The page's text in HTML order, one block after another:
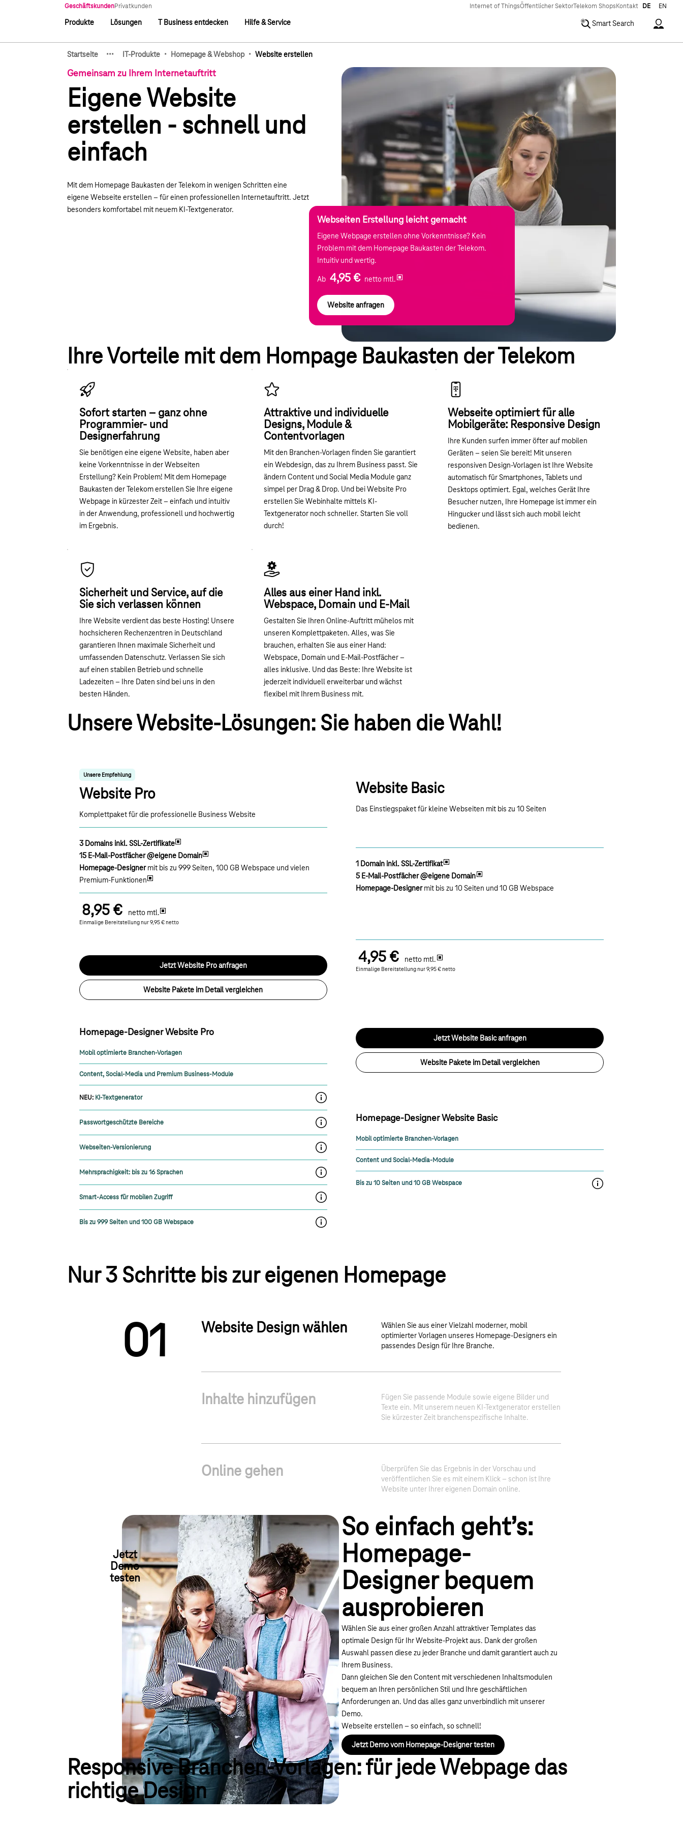
GeschäftskundenPrivatkunden
Hauptnavigation
Produkte Lösungen T Business entdecken Hilfe & Service
Internet of ThingsÖffentlicher SektorTelekom Shops Kontakt DE EN
Smart Search
Startseite
Zeige verborgene Breadcrumb-Elemente
··· IT-Produkte · Homepage & Webshop · Website erstellen
Gemeinsam zu Ihrem Internetauftritt
Eigene Website
erstellen - schnell und
einfach
Mit dem Homepage Baukasten der Telekom in wenigen Schritten eine
eigene Webseite erstellen – für einen professionellen Internetauftritt. Jetzt
besonders komfortabel mit neuem KI-Textgenerator.
Webseiten Erstellung leicht gemacht
Eigene Webpage erstellen ohne Vorkenntnisse? Kein
Problem mit dem Homepage Baukasten der Telekom.
Intuitiv und wertig.
Ab 4,95 € netto mtl.
Website anfragen
Ihre Vorteile mit dem Hompage Baukasten der Telekom
Sofort starten – ganz ohne
Programmier- und
Designerfahrung
Sie benötigen eine eigene Website, haben aber
keine Vorkenntnisse in der Webseiten
Erstellung? Kein Problem! Mit dem Homepage
Baukasten der Telekom erstellen Sie Ihre eigene
Webpage in kürzester Zeit – einfach und intuitiv
in der Anwendung, professionell und hochwertig
im Ergebnis.
Attraktive und individuelle
Designs, Module &
Contentvorlagen
Mit den Branchen-Vorlagen finden Sie garantiert
ein Webdesign, das zu Ihrem Business passt. Sie
ändern Content und Social Media Module ganz
simpel per Drag & Drop. Und bei Website Pro
erstellen Sie Webinhalte mittels KI-
Textgenerator noch schneller. Starten Sie voll
durch!
Webseite optimiert für alle
Mobilgeräte: Responsive Design
Ihre Kunden surfen immer öfter auf mobilen
Geräten – seien Sie bereit! Mit unseren
responsiven Design-Vorlagen ist Ihre Website
automatisch für Smartphones, Tablets und
Desktops optimiert. Egal, welches Gerät Ihre
Besucher nutzen, Ihre Homepage ist immer ein
Hingucker und lässt sich auch mobil leicht
bedienen.
Sicherheit und Service, auf die
Sie sich verlassen können
Ihre Website verdient das beste Hosting! Unsere
hochsicheren Rechenzentren in Deutschland
garantieren Ihnen maximale Sicherheit und
umfassenden Datenschutz. Verlassen Sie sich
auf einen stabilen Betrieb und schnelle
Ladezeiten – Ihre Daten sind bei uns in den
besten Händen.
Alles aus einer Hand inkl.
Webspace, Domain und E-Mail
Gestalten Sie Ihren Online-Auftritt mühelos mit
unseren Komplettpaketen. Alles, was Sie
brauchen, erhalten Sie aus einer Hand:
Webspace, Domain und E-Mail-Postfächer –
alles inklusive. Und das Beste: Ihre Website ist
jederzeit individuell erweiterbar und wächst
flexibel mit Ihrem Business mit.
Unsere Website-Lösungen: Sie haben die Wahl!
Unsere Empfehlung
Website Pro
Komplettpaket für die professionelle Business Website
3 Domains inkl. SSL-Zertifikate
15 E-Mail-Postfächer @eigene Domain
Homepage-Designermit bis zu 999 Seiten, 100 GB Webspace und vielen
Premium-Funktionen
8,95 € netto mtl.
Einmalige Bereitstellung nur 9,95 € netto
Jetzt Website Pro anfragen
Website Pakete im Detail vergleichen
Homepage-Designer Website Pro
Mobil optimierte Branchen-Vorlagen
Content, Social-Media und Premium Business-Module
NEU: KI-Textgenerator KI-Textgenerator
Passwortgeschützte Bereiche Passwortgeschützte Bereiche und Benutzerverwaltung
Webseiten-Versionierung Webseiten-Versionierung mit bis zu 10 Versionen
Mehrsprachigkeit: bis zu 16 Sprachen Mehrsprachigkeit: Bis zu 16 verschiedene Sprachen
Smart-Access für mobilen Zugriff Smart-Access für mobilen Zugriff
Bis zu 999 Seiten und 100 GB Webspace Webspace
Website Basic
Das Einstiegspaket für kleine Webseiten mit bis zu 10 Seiten
1 Domain inkl. SSL-Zertifikat
5 E-Mail-Postfächer @eigene Domain
Homepage-Designermit bis zu 10 Seiten und 10 GB Webspace
4,95 € netto mtl.
Einmalige Bereitstellung nur 9,95 € netto
Jetzt Website Basic anfragen
Website Pakete im Detail vergleichen
Homepage-Designer Website Basic
Mobil optimierte Branchen-Vorlagen
Content und Social-Media-Module
Bis zu 10 Seiten und 10 GB Webspace Webspace
Nur 3 Schritte bis zur eigenen Homepage
01 Website Design wählen
Wählen Sie aus einer Vielzahl moderner, mobil
optimierter Vorlagen unseres Homepage-Designers ein
passendes Design für Ihre Branche.
Inhalte hinzufügen
Fügen Sie passende Module sowie eigene Bilder und
Texte ein. Mit unserem neuen KI-Textgenerator erstellen
Sie kürzester Zeit branchenspezifische Inhalte.
Online gehen
Überprüfen Sie das Ergebnis in der Vorschau und
veröffentlichen Sie es mit einem Klick – schon ist Ihre
Website unter Ihrer eigenen Domain online.
Jetzt
Demo
testen
So einfach geht’s:
Homepage-
Designer bequem
ausprobieren
Wählen Sie aus einer großen Anzahl attraktiver Templates das
optimale Design für Ihr Website-Projekt aus. Dank der großen
Auswahl passen diese zu jeder Branche und damit garantiert auch zu
Ihrem Business.
Dann gleichen Sie den Content mit verschiedenen Inhaltsmodulen
bequem an Ihren persönlichen Stil und Ihre geschäftlichen
Anforderungen an. Und das alles ganz unverbindlich mit unserer
Demo.
Webseite erstellen – so einfach, so schnell!
Jetzt Demo vom Homepage-Designer testen
Responsive Branchen-Vorlagen: für jede Webpage das
richtige Design